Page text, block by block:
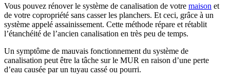
Vous pouvez rénover le système de canalisation de votre maison et
de votre copropriété sans casser les planchers. Et ceci, grâce à un
système appelé assainissement. Cette méthode répare et rétablit
l’étanchéité de l’ancien canalisation en très peu de temps.
Un symptôme de mauvais fonctionnement du système de
canalisation peut être la tâche sur le MUR en raison d’une perte
d’eau causée par un tuyau cassé ou pourri.